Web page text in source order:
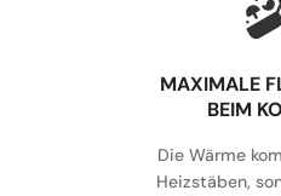
MAXIMALE
BEIM
Die Wärme
Heizstäben,